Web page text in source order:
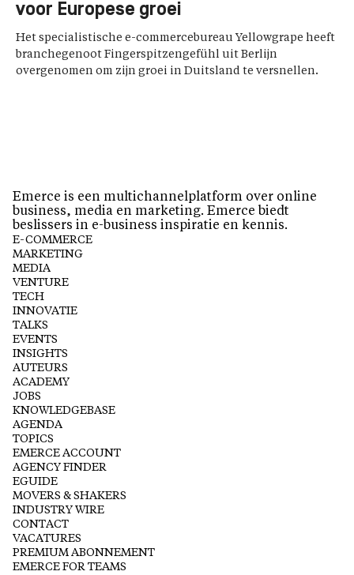
voor Europese groei
Het specialistische e-commercebureau Yellowgrape heeft
branchegenoot Fingerspitzengefühl uit Berlijn
overgenomen om zijn groei in Duitsland te versnellen.
Emerce is een multichannelplatform over online
business, media en marketing. Emerce biedt
beslissers in e-business inspiratie en kennis.
E-COMMERCE
MARKETING
MEDIA
VENTURE
TECH
INNOVATIE
TALKS
EVENTS
INSIGHTS
AUTEURS
ACADEMY
JOBS
KNOWLEDGEBASE
AGENDA
TOPICS
EMERCE ACCOUNT
AGENCY FINDER
EGUIDE
MOVERS & SHAKERS
INDUSTRY WIRE
CONTACT
VACATURES
PREMIUM ABONNEMENT
EMERCE FOR TEAMS